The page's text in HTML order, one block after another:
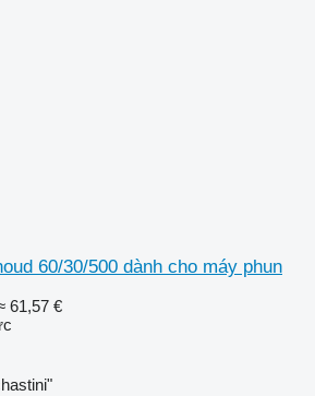
60/30/500 dành cho máy phun
61,57 €